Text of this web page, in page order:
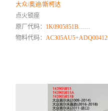
大众/奥迪/斯柯达
点火锁座
原厂代码： 1K0905851B……
物料代码： AC305AU5+ADQ00412